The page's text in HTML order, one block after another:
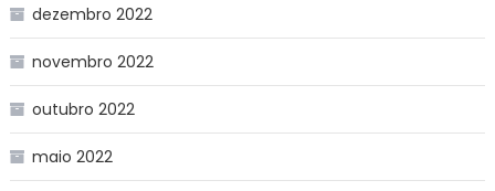
dezembro 2022
novembro 2022
outubro 2022
maio 2022